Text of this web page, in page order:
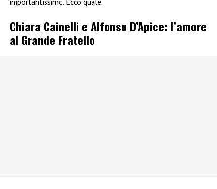
Chiara Cainelli e Alfonso D’Apice: l’amore
al Grande Fratello